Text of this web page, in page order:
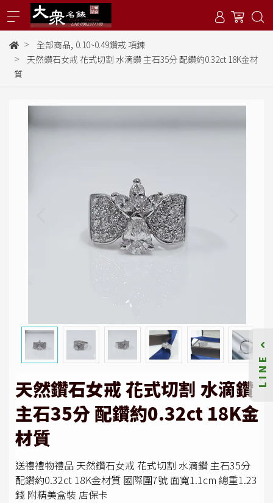
全部商品, 0.10~0.49鑽戒 項鍊
天然鑽石女戒 花式切割 水滴鑽 主石35分 配鑽約0.32ct 18K金材
質
天然鑽石女戒 花式切割 水滴鑽
主石35分 配鑽約0.32ct 18K金
材質
送禮禮物禮品 天然鑽石女戒 花式切割 水滴鑽 主石35分
配鑽約0.32ct 18K金材質 國際圍7號 面寬1.1cm 總重1.23
錢 附精美盒裝 店保卡
LINE